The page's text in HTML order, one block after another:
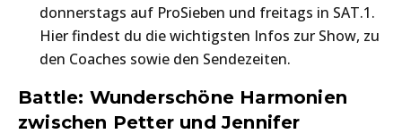
donnerstags auf ProSieben und freitags in SAT.1.
Hier findest du die wichtigsten Infos zur Show, zu
den Coaches sowie den Sendezeiten.
Battle: Wunderschöne Harmonien
zwischen Petter und Jennifer